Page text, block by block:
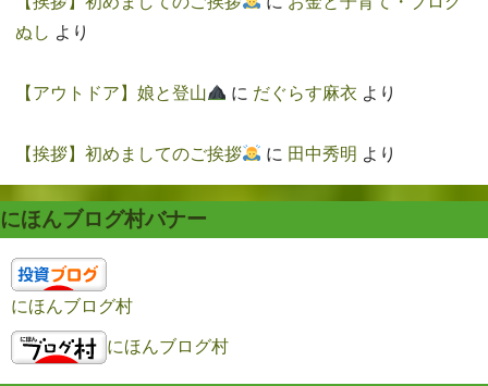
ぬし より
【アウトドア】娘と登山 に だぐらす麻衣 より
【挨拶】初めましてのご挨拶 に 田中秀明 より
にほんブログ村バナー
にほんブログ村
にほんブログ村